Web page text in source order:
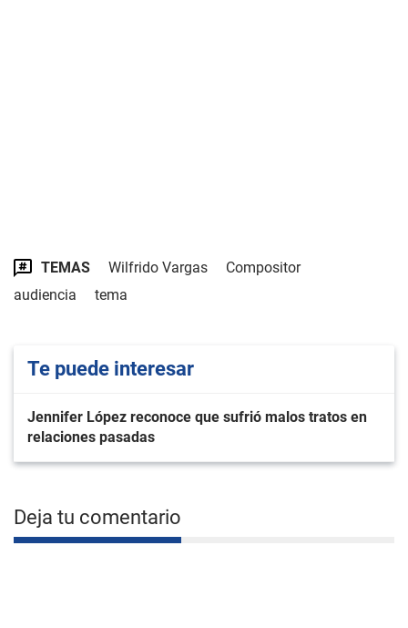
TEMAS Wilfrido Vargas
Compositor
audiencia
tema
Te puede interesar
Jennifer López reconoce que sufrió malos tratos en
relaciones pasadas
Deja tu comentario